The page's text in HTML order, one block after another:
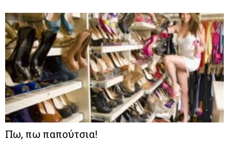
Πω, πω παπούτσια!